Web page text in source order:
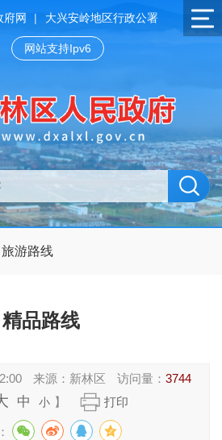
府网 | 大兴安岭地区行政公署
网站支持Ipv6
旅游路线
精品路线
来源： 新林区 访问量：3744
中 小 】 打印